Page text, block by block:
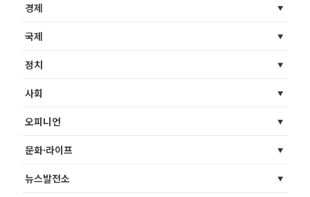
경제
국제
정치
사회
오피니언
문화·라이프
뉴스발전소